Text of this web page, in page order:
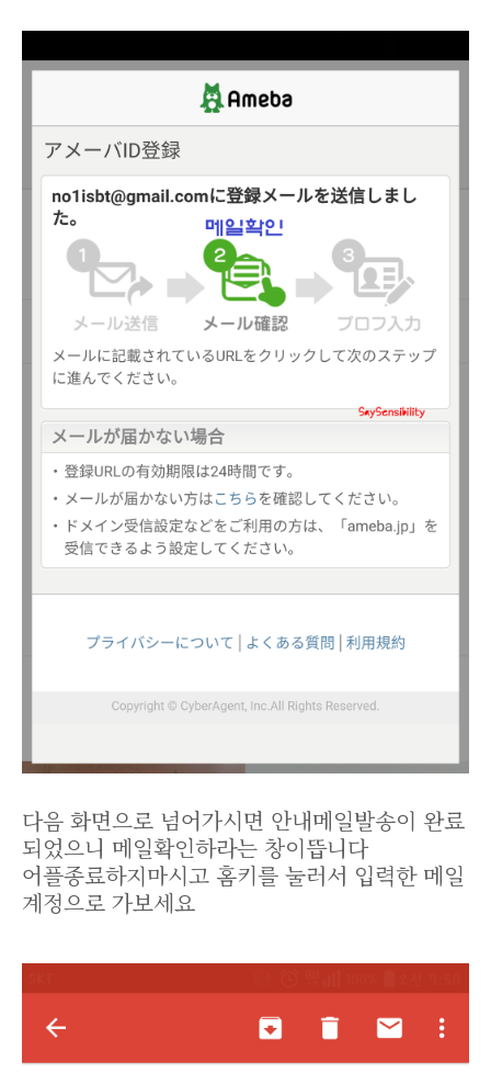
다음 화면으로 넘어가시면 안내메일발송이 완료
되었으니 메일확인하라는 창이뜹니다
어플종료하지마시고 홈키를 눌러서 입력한 메일
계정으로 가보세요